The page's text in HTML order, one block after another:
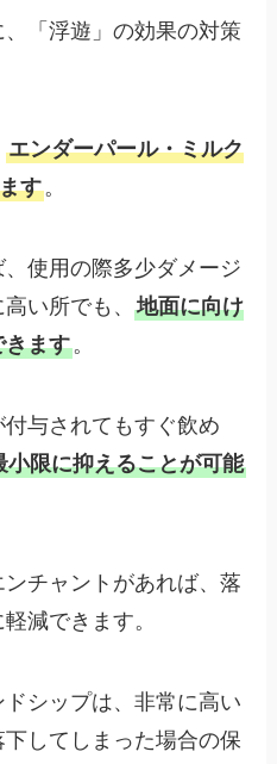
「浮遊」の効果の対策
エンダーパール・ミルク
す。
使用の際多少ダメージ
い所でも、地面に向け
きます。
与されてもすぐ飲め
小限に抑えることが可能
チャントがあれば、落
減できます。
シップは、非常に高い
してしまった場合の保